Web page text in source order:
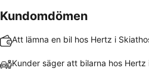
Kundomdömen
Att lämna en bil hos Hertz i
Kunder säger att bilarna hos